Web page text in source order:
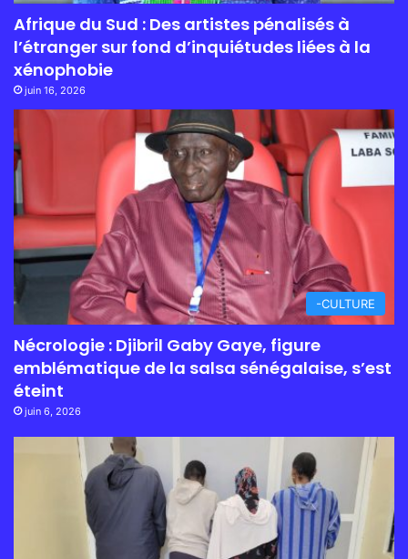
Afrique du Sud : Des artistes pénalisés à
l’étranger sur fond d’inquiétudes liées à la
xénophobie
juin 16, 2026
-CULTURE
Nécrologie : Djibril Gaby Gaye, figure
emblématique de la salsa sénégalaise, s’est
éteint
juin 6, 2026